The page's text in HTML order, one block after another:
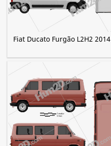
Fiat Ducato Furgão L2H2 2014